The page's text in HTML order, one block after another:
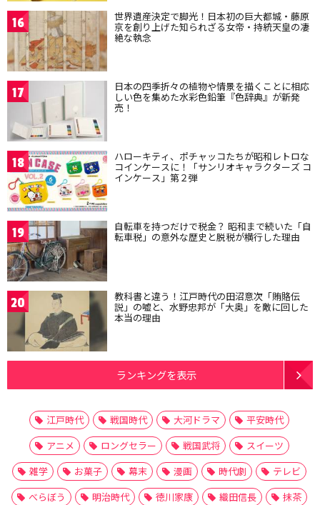
16 世界遺産決定で脚光！日本初の巨大都城・藤原
京を創り上げた知られざる女帝・持統天皇の凄
絶な執念
17 日本の四季折々の植物や情景を描くことに相応
しい色を集めた水彩色鉛筆『色辞典』が新発
売！
18 ハローキティ、ポチャッコたちが昭和レトロな
コインケースに！「サンリオキャラクターズ コ
インケース」第２弾
19 自転車を持つだけで税金？ 昭和まで続いた「自
転車税」の意外な歴史と脱税が横行した理由
20 教科書と違う！江戸時代の田沼意次「賄賂伝
説」の嘘と、水野忠邦が「大奥」を敵に回した
本当の理由
ランキングを表示
江戸時代 戦国時代 大河ドラマ
平安時代
アニメ
ロングセラー 戦国武将
スイーツ
雑学
お菓子 幕末 漫画 時代劇
テレビ
べらぼう
明治時代 徳川家康 織田信長
抹茶